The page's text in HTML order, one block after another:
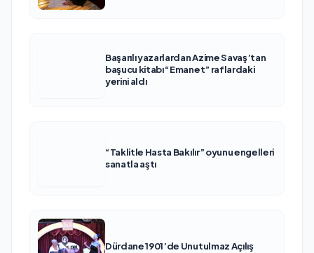
Başarılı yazarlardan Azime Savaş’tan
başucu kitabı “Emanet” raflardaki
yerini aldı
“Taklitle Hasta Bakılır” oyunu engelleri
sanatla aştı
Dürdane 1901’de Unutulmaz Açılış